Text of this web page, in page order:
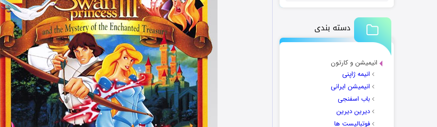
دسته بندی
انیمیشن و کارتون
انیمه ژاپنی
انیمیشن ایرانی
باب اسفنجی
دیرین دیرین
فوتبالیست ها